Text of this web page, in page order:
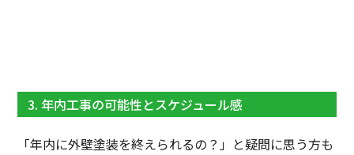
3. 年内工事の可能性とスケジュール感
「年内に外壁塗装を終えられるの？」と疑問に思う方も